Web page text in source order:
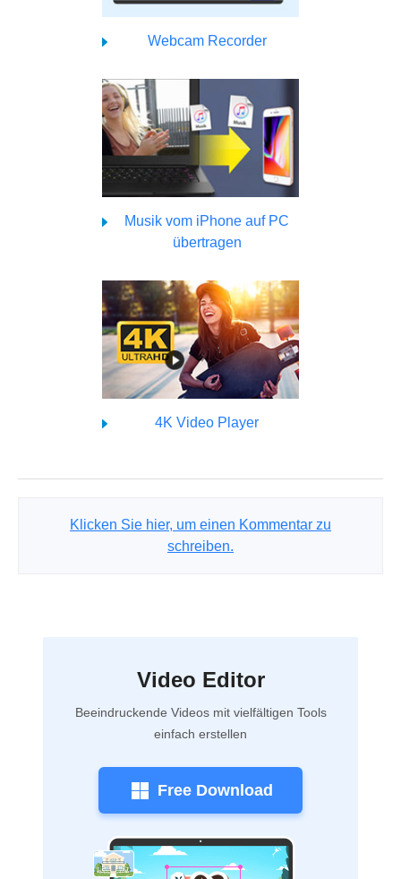
Webcam Recorder
Musik vom iPhone auf PC
übertragen
4K Video Player
Klicken Sie hier, um einen Kommentar zu
schreiben.
Video Editor
Beeindruckende Videos mit vielfältigen Tools
einfach erstellen
Free Download